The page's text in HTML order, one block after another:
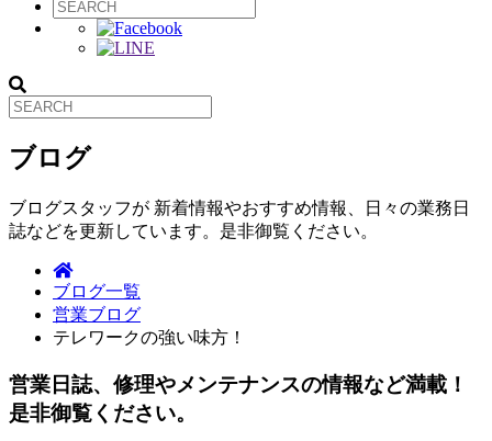
ブログ
ブログスタッフが 新着情報やおすすめ情報、日々の業務日
誌などを更新しています。是非御覧ください。
ブログ一覧
営業ブログ
テレワークの強い味方！
営業日誌、修理やメンテナンスの情報など満載！
是非御覧ください。